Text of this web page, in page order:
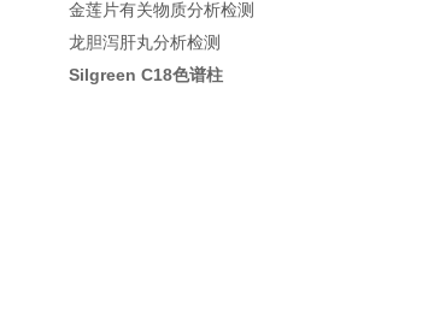
金莲片有关物质分析检测
龙胆泻肝丸分析检测
Silgreen C18色谱柱